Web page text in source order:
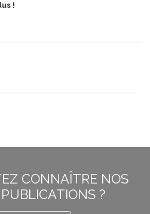
!
CONNAÎTRE NOS
?